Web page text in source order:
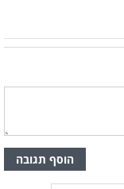
הוסף תגובה